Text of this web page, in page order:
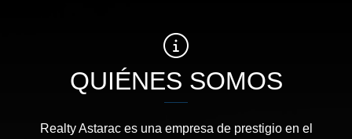
QUIÉNES SOMOS
Realty Astarac es una empresa de prestigio en el